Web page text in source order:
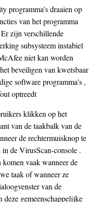
programma's draaien op
van het programma
zijn verschillende
subsysteem instabiel
niet kan worden
beveiligen van kwetsbaar
software programma's ,
optreedt
klikken op het
van de taakbalk van de
de rechtermuisknop te
de VirusScan-console .
komen vaak wanneer de
taak of wanneer ze
van de
gemeenschappelijke